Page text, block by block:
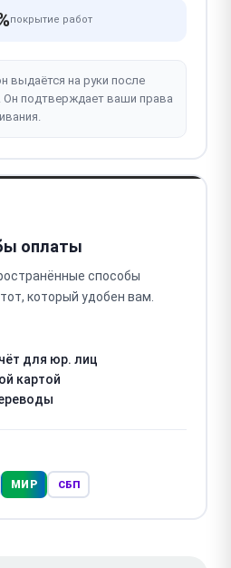
покрытие работ
выдаётся на руки после
Он подтверждает ваши права
оплаты
способы
который удобен вам.
для юр. лиц
картой
МИР СБП